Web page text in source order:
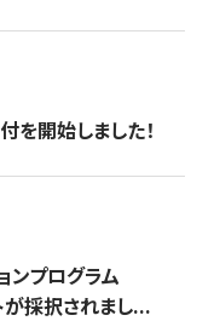
を開始しました！
ンプログラム
が採択されまし...